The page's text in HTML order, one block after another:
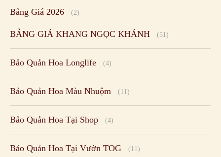
Bảng Giá 2026 (2)
BẢNG GIÁ KHANG NGỌC KHÁNH (51)
Bảo Quản Hoa Longlife (4)
Bảo Quản Hoa Màu Nhuộm (11)
Bảo Quản Hoa Tại Shop (4)
Bảo Quản Hoa Tại Vườn TOG (11)